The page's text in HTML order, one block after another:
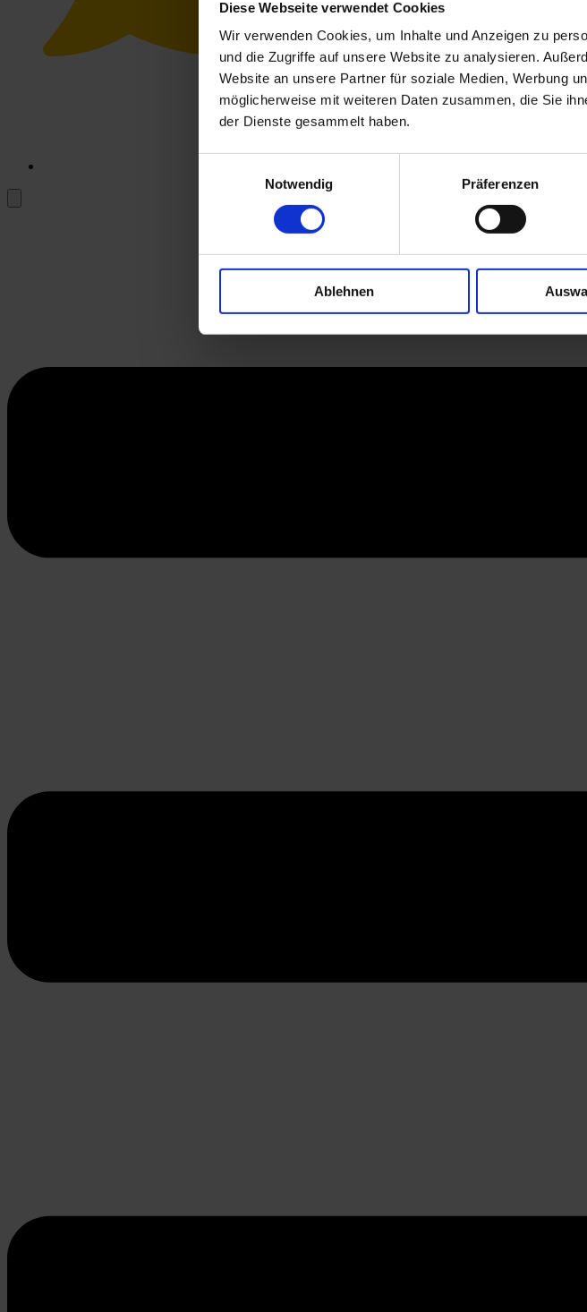
Diese Webseite verwendet Cookies
Wir verwenden Cookies, um Inhalte und Anzeigen zu
und die Zugriffe auf unsere Website zu analysieren.
Website an unsere Partner für soziale Medien, Werbung
möglicherweise mit weiteren Daten zusammen, die Sie
der Dienste gesammelt haben.
Notwendig
Präferenzen
Ablehnen